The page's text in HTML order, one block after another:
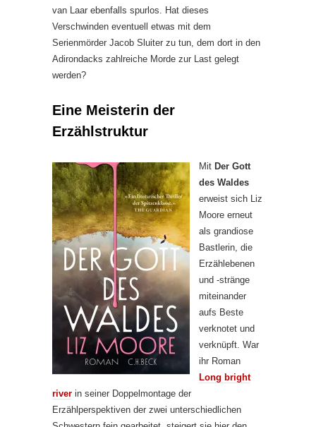
van Laar ebenfalls spurlos. Hat dieses
Verschwinden eventuell etwas mit dem
Serienmörder Jacob Sluiter zu tun, dem dort in den
Adirondacks zahlreiche Morde zur Last gelegt
werden?
Eine Meisterin der
Erzählstruktur
Mit Der Gott
des Waldes
erweist sich Liz
Moore erneut
als grandiose
Bastlerin, die
Erzählebenen
und -stränge
miteinander
aufs Beste
verknotet und
verknüpft. War
ihr Roman
Long bright
river in seiner Doppelmontage der
Erzählperspektiven der zwei unterschiedlichen